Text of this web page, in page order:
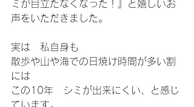
ミが目立たなくなった！』と嬉しいお
声をいただきました。
実は　私自身も
散歩や山や海での日焼け時間が多い割
には
この10年　シミが出来にくい、と感じ
ています。